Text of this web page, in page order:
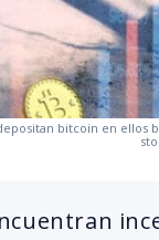
bitcoin en ellos